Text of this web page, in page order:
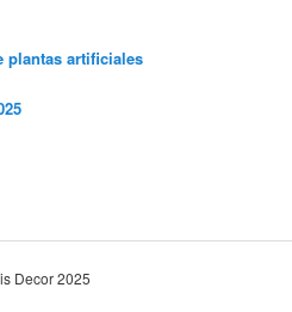
plantas artificiales
Decor 2025